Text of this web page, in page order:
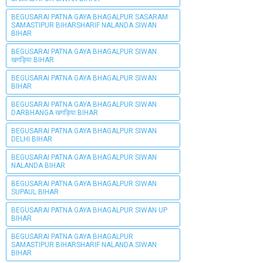
BEGUSARAI PATNA GAYA BHAGALPUR SASARAM
SAMASTIPUR BIHARSHARIF NALANDA SIWAN
BIHAR
BEGUSARAI PATNA GAYA BHAGALPUR SIWAN
खगड़िया BIHAR
BEGUSARAI PATNA GAYA BHAGALPUR SIWAN
BIHAR
BEGUSARAI PATNA GAYA BHAGALPUR SIWAN
DARBHANGA खगड़िया BIHAR
BEGUSARAI PATNA GAYA BHAGALPUR SIWAN
DELHI BIHAR
BEGUSARAI PATNA GAYA BHAGALPUR SIWAN
NALANDA BIHAR
BEGUSARAI PATNA GAYA BHAGALPUR SIWAN
SUPAUL BIHAR
BEGUSARAI PATNA GAYA BHAGALPUR SIWAN UP
BIHAR
BEGUSARAI PATNA GAYA BHAGALPUR
SAMASTIPUR BIHARSHARIF NALANDA SIWAN
BIHAR